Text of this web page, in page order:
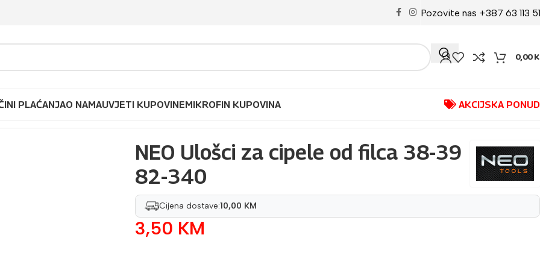
Pozovite nas +387 63 113
0,00
PLAĆANJAO NAMAUVJETI KUPOVINEMIKROFIN KUPOVINA AKCIJSKA
NEO Ulošci za cipele od filca 38-39
82-340
Cijena dostave:10,00 KM
3,50 KM